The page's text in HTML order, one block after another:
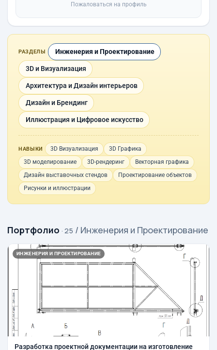
Пожаловаться на профиль
РАЗДЕЛЫ Инженерия и Проектирование
3D и Визуализация
Архитектура и Дизайн интерьеров
Дизайн и Брендинг
Иллюстрация и Цифровое искусство
НАВЫКИ 3D Визуализация
3D Графика
3D моделирование
3D-рендеринг
Векторная графика
Дизайн выставочных стендов
Проектирование объектов
Рисунки и иллюстрации
Портфолио · 25 / Инженерия и Проектирование
ИНЖЕНЕРИЯ И ПРОЕКТИРОВАНИЕ
Разработка проектной документации на изготовление